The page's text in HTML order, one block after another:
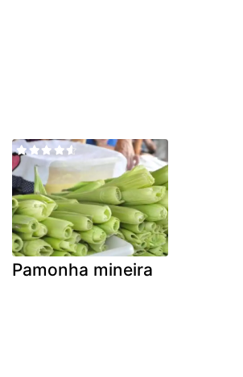
Pamonha mineira